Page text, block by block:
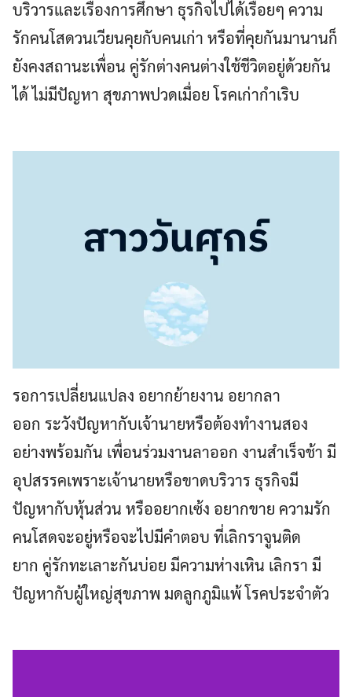
บริวารและเรื่องการศึกษา ธุรกิจไปได้เรื่อยๆ ความ
รักคนโสดวนเวียนคุยกับคนเก่า หรือที่คุยกันมานานก็
ยังคงสถานะเพื่อน คู่รักต่างคนต่างใช้ชีวิตอยู่ด้วยกัน
ได้ ไม่มีปัญหา สุขภาพปวดเมื่อย โรคเก่ากำเริบ
รอการเปลี่ยนแปลง อยากย้ายงาน อยากลา
ออก ระวังปัญหากับเจ้านายหรือต้องทำงานสอง
อย่างพร้อมกัน เพื่อนร่วมงานลาออก งานสำเร็จช้า มี
อุปสรรคเพราะเจ้านายหรือขาดบริวาร ธุรกิจมี
ปัญหากับหุ้นส่วน หรืออยากเซ้ง อยากขาย ความรัก
คนโสดจะอยู่หรือจะไปมีคำตอบ ที่เลิกราจูนติด
ยาก คู่รักทะเลาะกันบ่อย มีความห่างเหิน เลิกรา มี
ปัญหากับผู้ใหญ่สุขภาพ มดลูกภูมิแพ้ โรคประจำตัว